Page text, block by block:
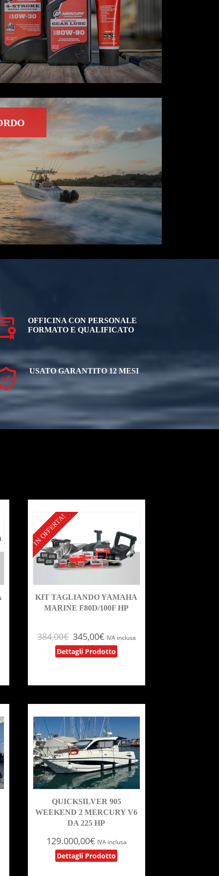
OFFICINA CON PERSONALE
FORMATO E QUALIFICATO
USATO GARANTITO 12 MESI
IN OFFERTA!
KIT TAGLIANDO YAMAHA
MARINE F80D/100F HP
384,00€ 345,00€ IVA inclusa
Dettagli Prodotto
QUICKSILVER 905
WEEKEND 2 MERCURY V6
DA 225 HP
129.000,00€ IVA inclusa
Dettagli Prodotto